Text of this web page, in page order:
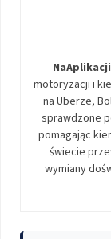
motoryzacji i
na Uberze,
sprawdzone
pomagając
świecie
wymiany